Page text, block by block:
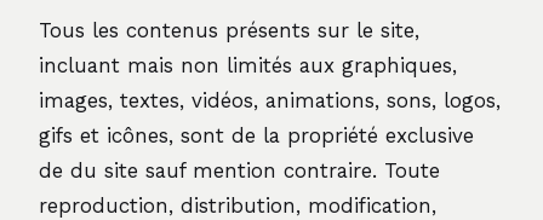
Tous les contenus présents sur le site,
incluant mais non limités aux graphiques,
images, textes, vidéos, animations, sons, logos,
gifs et icônes, sont de la propriété exclusive
de du site sauf mention contraire. Toute
reproduction, distribution, modification,